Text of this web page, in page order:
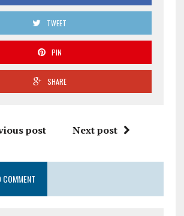
TWEET
PIN
SHARE
post Next post